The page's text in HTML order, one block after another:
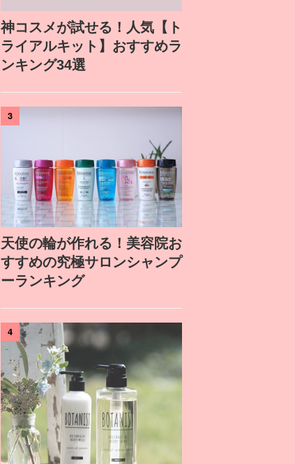
神コスメが試せる！人気【ト
ライアルキット】おすすめラ
ンキング34選
3
天使の輪が作れる！美容院お
すすめの究極サロンシャンプ
ーランキング
4